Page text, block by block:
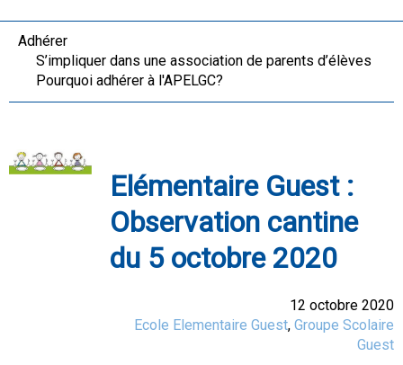
Adhérer
S’impliquer dans une association de parents d’élèves
Pourquoi adhérer à l'APELGC?
Elémentaire Guest :
Observation cantine
du 5 octobre 2020
12 octobre 2020
Ecole Elementaire Guest, Groupe Scolaire
Guest